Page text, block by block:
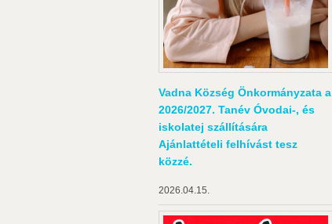
Vadna Község Önkormányzata a
2026/2027. Tanév Óvodai-, és
iskolatej szállítására
Ajánlattételi felhívást tesz
közzé.
2026.04.15.